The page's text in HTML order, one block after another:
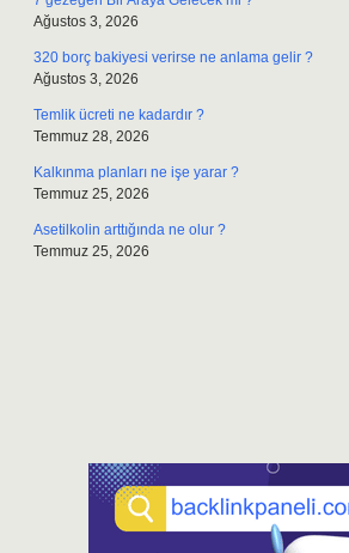
Ağustos 3, 2026
320 borç bakiyesi verirse ne anlama gelir ?
Ağustos 3, 2026
Temlik ücreti ne kadardır ?
Temmuz 28, 2026
Kalkınma planları ne işe yarar ?
Temmuz 25, 2026
Asetilkolin arttığında ne olur ?
Temmuz 25, 2026